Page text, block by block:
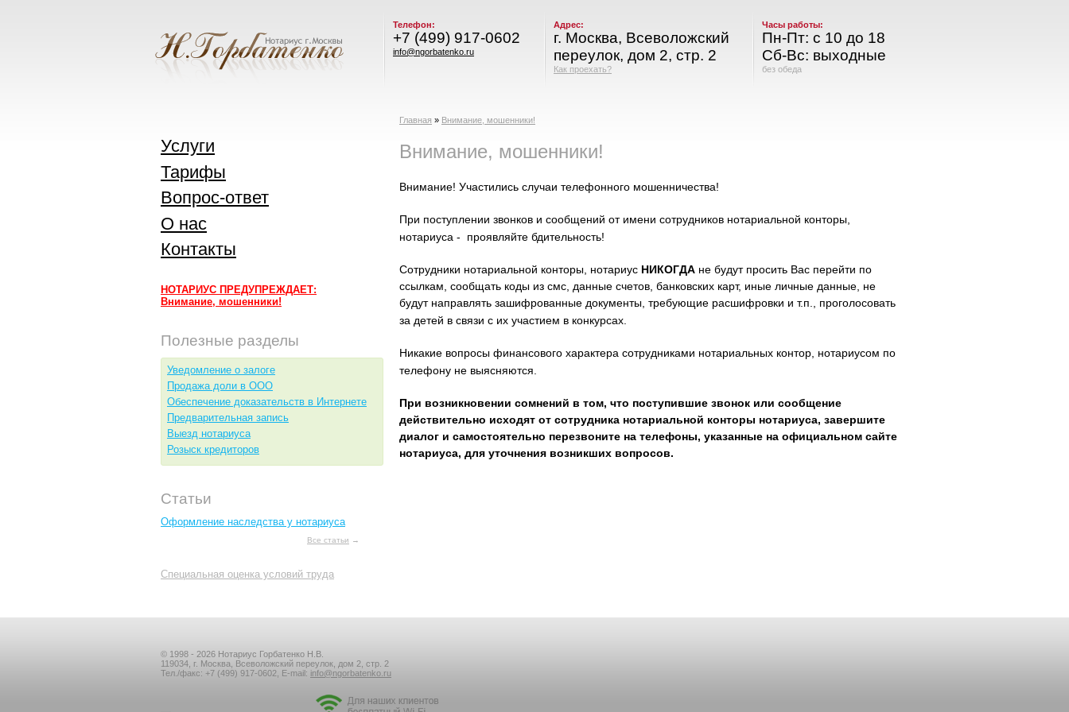
Телефон:
+7 (499) 917-0602
info@ngorbatenko.ru
Адрес:
г. Москва, Всеволожский
переулок, дом 2, стр. 2
Как проехать?
Часы работы:
Пн-Пт: с 10 до 18
Сб-Вс: выходные
без обеда
Главная » Внимание, мошенники!
Внимание, мошенники!
Внимание! Участились случаи телефонного мошенничества!
При поступлении звонков и сообщений от имени сотрудников нотариальной конторы,
нотариуса - проявляйте бдительность!
Сотрудники нотариальной конторы, нотариус НИКОГДА не будут просить Вас перейти по
ссылкам, сообщать коды из смс, данные счетов, банковских карт, иные личные данные, не
будут направлять зашифрованные документы, требующие расшифровки и т.п., проголосовать
за детей в связи с их участием в конкурсах.
Никакие вопросы финансового характера сотрудниками нотариальных контор, нотариусом по
телефону не выясняются.
При возникновении сомнений в том, что поступившие звонок или сообщение
действительно исходят от сотрудника нотариальной конторы нотариуса, завершите
диалог и самостоятельно перезвоните на телефоны, указанные на официальном сайте
нотариуса, для уточнения возникших вопросов.
Услуги
Тарифы
Вопрос-ответ
О нас
Контакты
НОТАРИУС ПРЕДУПРЕЖДАЕТ:
Внимание, мошенники!
Полезные разделы
Уведомление о залоге
Продажа доли в ООО
Обеспечение доказательств в Интернете
Предварительная запись
Выезд нотариуса
Розыск кредиторов
Статьи
Оформление наследства у нотариуса
Все статьи →
Специальная оценка условий труда
© 1998 - 2026 Нотариус Горбатенко Н.В.
119034, г. Москва, Всеволожский переулок, дом 2, стр. 2
Тел./факс: +7 (499) 917-0602 , E-mail: info@ngorbatenko.ru